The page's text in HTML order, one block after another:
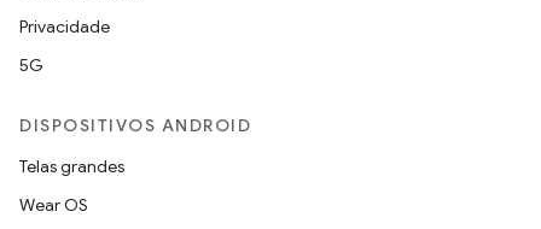
Privacidade
5G
DISPOSITIVOS ANDROID
Telas grandes
Wear OS